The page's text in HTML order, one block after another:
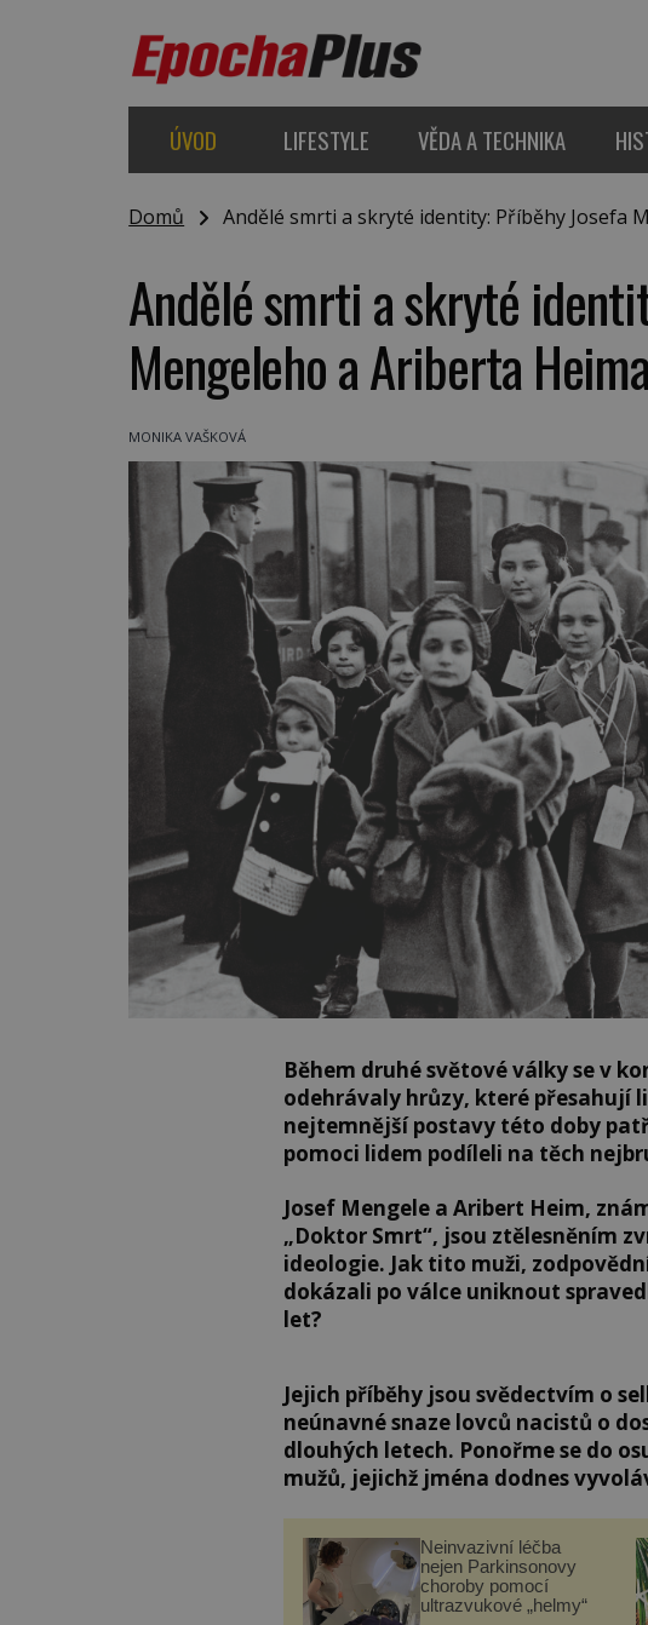
ÚVOD LIFESTYLE VĚDA A TECHNIKA
Domů Andělé smrti a skryté identity: Příběhy Josefa
Andělé smrti a skryté
Mengeleho a Ariberta
MONIKA VAŠKOVÁ
Během druhé světové války se v
odehrávaly hrůzy, které přesahují
nejtemnější postavy této doby
pomoci lidem podíleli na těch
Josef Mengele a Aribert Heim,
„Doktor Smrt“, jsou ztělesněním
ideologie. Jak tito muži,
dokázali po válce uniknout
let?
Jejich příběhy jsou svědectvím o
neúnavné snaze lovců nacistů o
dlouhých letech. Ponořme se do
mužů, jejichž jména dodnes
Neinvazivní léčba
nejen Parkinsonovy
choroby pomocí
ultrazvukové „helmy“